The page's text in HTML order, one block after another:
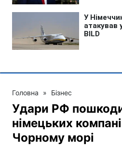
Головна » Бізнес
Удари РФ
німецьких
Чорному морі